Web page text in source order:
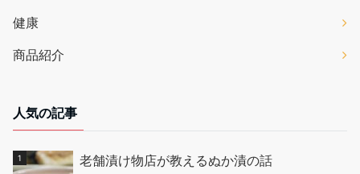
健康
商品紹介
人気の記事
老舗漬け物店が教えるぬか漬の話